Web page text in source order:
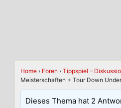
Home › Foren › Tippspiel –
Meisterschaften + Tour Down Under
Dieses Thema hat 2